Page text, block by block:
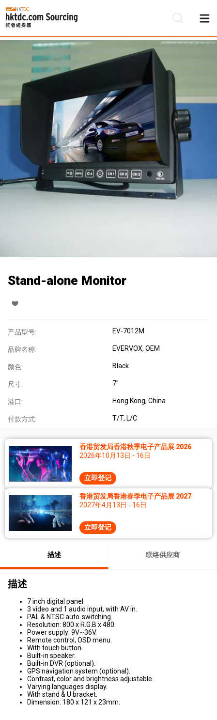
Stand-alone Monitor
产品型号: EV-7012M
品牌名称: EVERVOX, OEM
颜色: Black
尺寸: 7"
港口: Hong Kong, China
付款方式: T/T, L/C
香港贸发局香港秋季电子产品展 2026
2026年10月13日 - 16日
立即登记
香港贸发局香港春季电子产品展 2027
2027年4月13日 - 16日
立即登记
描述 联络供应商
描述
7 inch digital panel.
3 video and 1 audio input, with AV in.
PAL & NTSC auto-switching.
Resolution: 800 x R.G.B x 480.
Power supply: 9V~36V.
Remote control, OSD menu.
With touch button.
Built-in speaker.
Built-in DVR (optional).
GPS navigation system (optional).
Contrast, color and brightness adjustable.
Varying languages display.
With stand & U bracket.
Dimension: 180 x 121 x 23mm.